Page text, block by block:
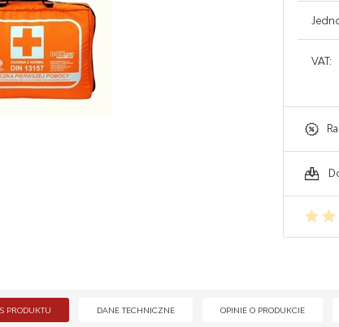
GAŚNICE DO KOMPUTERA
GAŚNICE DO ELEKTRONIKI
GAŚNICE DO WARSZTATU
VAT:
PRODUKTU DANE TECHNICZNE OPINIE O PRODUKCIE